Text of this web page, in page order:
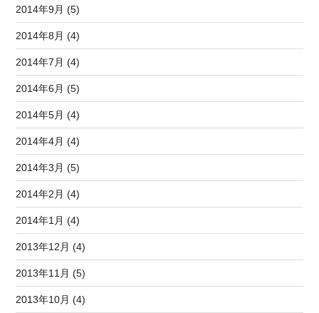
2014年9月 (5)
2014年8月 (4)
2014年7月 (4)
2014年6月 (5)
2014年5月 (4)
2014年4月 (4)
2014年3月 (5)
2014年2月 (4)
2014年1月 (4)
2013年12月 (4)
2013年11月 (5)
2013年10月 (4)